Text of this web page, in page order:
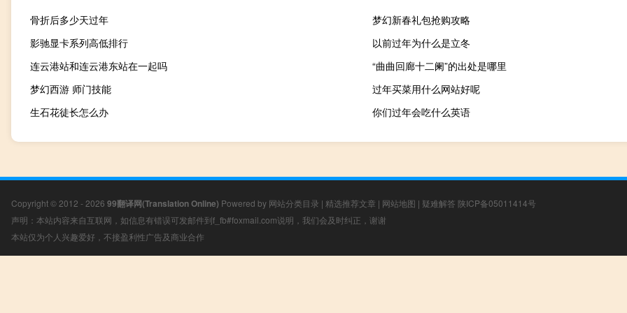
骨折后多少天过年
梦幻新春礼包抢购攻略
影驰显卡系列高低排行
以前过年为什么是立冬
连云港站和连云港东站在一起吗
“曲曲回廊十二阑”的出处是哪里
梦幻西游 师门技能
过年买菜用什么网站好呢
生石花徒长怎么办
你们过年会吃什么英语
Copyright © 2012 - 2026 99翻译网(Translation Online) Powered by 网站分类目录 | 精选推荐文章 | 网站地图 | 疑难解答 陕ICP备05011414号
声明：本站内容来自互联网，如信息有错误可发邮件到f_fb#foxmail.com说明，我们会及时纠正，谢谢
本站仅为个人兴趣爱好，不接盈利性广告及商业合作